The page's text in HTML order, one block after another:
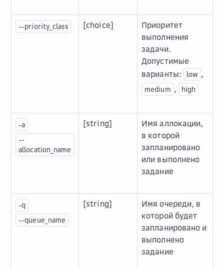
--priority_class [choice]
Приоритет
выполнения
задачи.
Допустимые
варианты:
low ,
medium , high
-a
--
allocation_name
[string]
Имя аллокации,
в которой
запланировано
или выполнено
задание
-q
--queue_name
[string]
Имя очереди, в
которой будет
запланировано и
выполнено
задание